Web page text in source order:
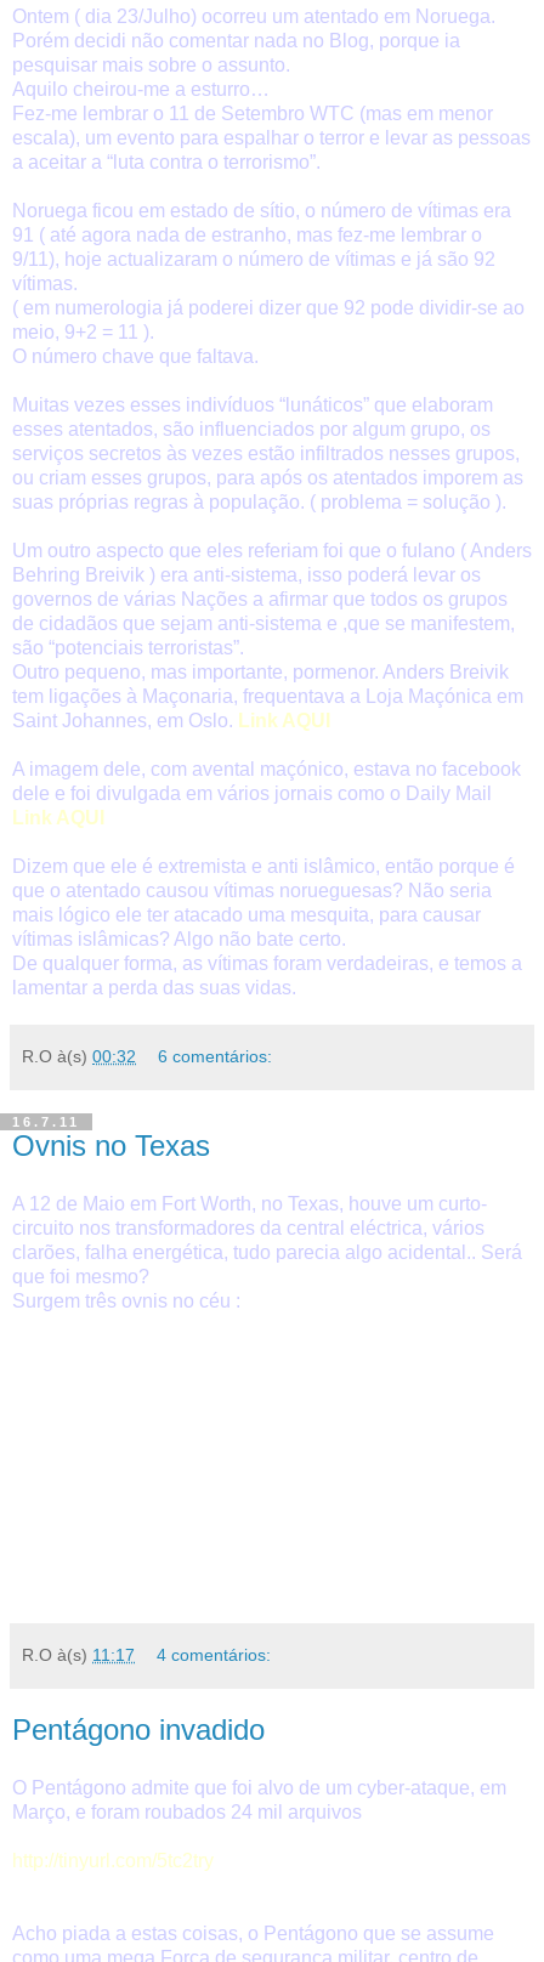
Ontem ( dia 23/Julho) ocorreu um atentado em Noruega.
Porém decidi não comentar nada no Blog, porque ia
pesquisar mais sobre o assunto.
Aquilo cheirou-me a esturro…
Fez-me lembrar o 11 de Setembro WTC (mas em menor
escala), um evento para espalhar o terror e levar as pessoas
a aceitar a “luta contra o terrorismo”.
Noruega ficou em estado de sítio, o número de vítimas era
91 ( até agora nada de estranho, mas fez-me lembrar o
9/11), hoje actualizaram o número de vítimas e já são 92
vítimas.
( em numerologia já poderei dizer que 92 pode dividir-se ao
meio, 9+2 = 11 ).
O número chave que faltava.
Muitas vezes esses indivíduos “lunáticos” que elaboram
esses atentados, são influenciados por algum grupo, os
serviços secretos às vezes estão infiltrados nesses grupos,
ou criam esses grupos, para após os atentados imporem as
suas próprias regras à população. ( problema = solução ).
Um outro aspecto que eles referiam foi que o fulano ( Anders
Behring Breivik ) era anti-sistema, isso poderá levar os
governos de várias Nações a afirmar que todos os grupos
de cidadãos que sejam anti-sistema e ,que se manifestem,
são “potenciais terroristas”.
Outro pequeno, mas importante, pormenor. Anders Breivik
tem ligações à Maçonaria, frequentava a Loja Maçónica em
Saint Johannes, em Oslo. Link AQUI
A imagem dele, com avental maçónico, estava no facebook
dele e foi divulgada em vários jornais como o Daily Mail
Link AQUI
Dizem que ele é extremista e anti islâmico, então porque é
que o atentado causou vítimas norueguesas? Não seria
mais lógico ele ter atacado uma mesquita, para causar
vítimas islâmicas? Algo não bate certo.
De qualquer forma, as vítimas foram verdadeiras, e temos a
lamentar a perda das suas vidas.
R.O à(s) 00:32 6 comentários:
16.7.11
Ovnis no Texas
A 12 de Maio em Fort Worth, no Texas, houve um curto-
circuito nos transformadores da central eléctrica, vários
clarões, falha energética, tudo parecia algo acidental.. Será
que foi mesmo?
Surgem três ovnis no céu :
R.O à(s) 11:17 4 comentários:
Pentágono invadido
O Pentágono admite que foi alvo de um cyber-ataque, em
Março, e foram roubados 24 mil arquivos
http://tinyurl.com/5tc2try
Acho piada a estas coisas, o Pentágono que se assume
como uma mega Força de segurança militar, centro de